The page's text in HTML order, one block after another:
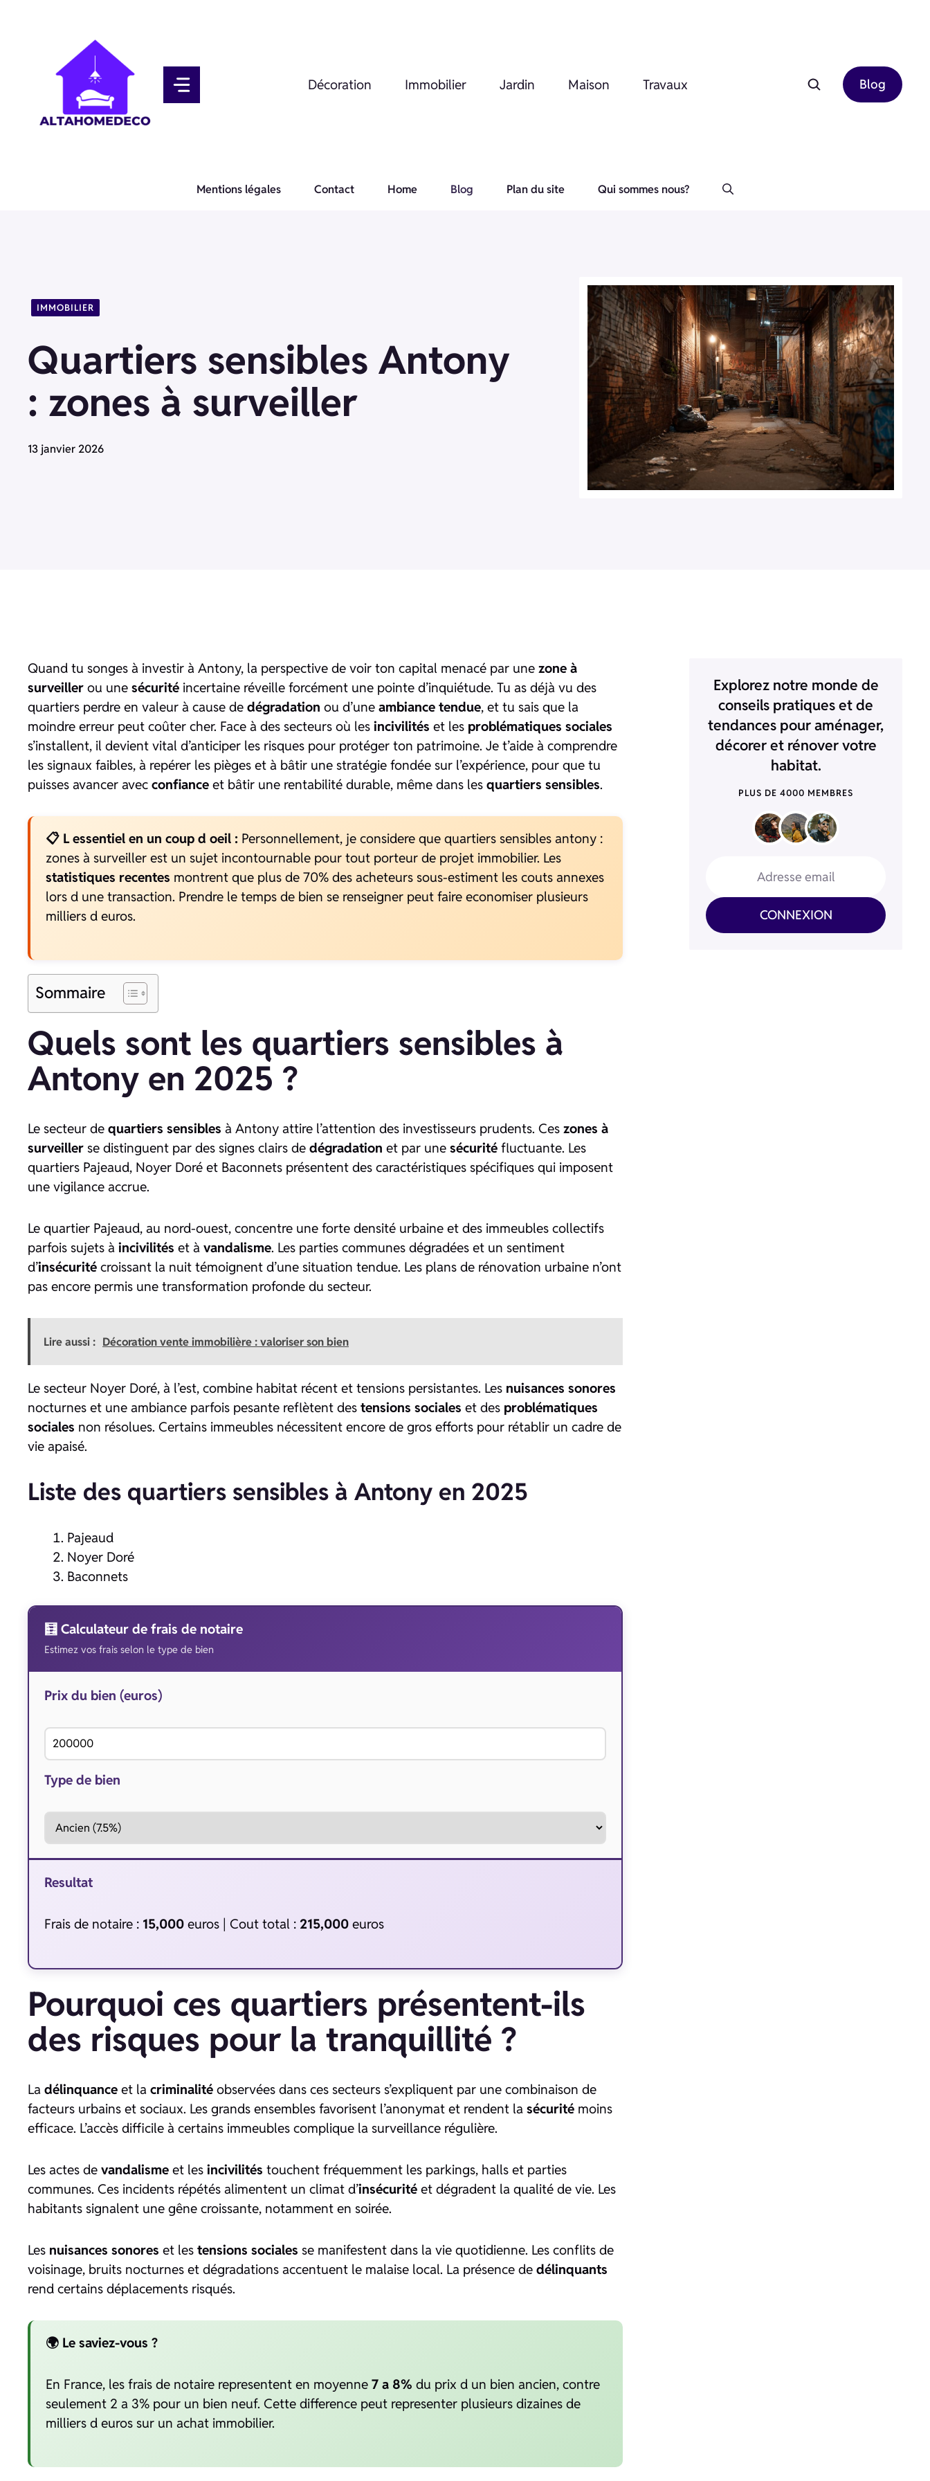
Décoration Immobilier Jardin Maison Travaux Blog
Mentions légales Contact Home Blog Plan du site Qui sommes nous?
IMMOBILIER
Quartiers sensibles Antony
: zones à surveiller
13 janvier 2026
Quand tu songes à investir à Antony, la perspective de voir ton capital menacé par une zone à
surveiller ou une sécurité incertaine réveille forcément une pointe d’inquiétude. Tu as déjà vu des
quartiers perdre en valeur à cause de dégradation ou d’une ambiance tendue, et tu sais que la
moindre erreur peut coûter cher. Face à des secteurs où les incivilités et les problématiques sociales
s’installent, il devient vital d’anticiper les risques pour protéger ton patrimoine. Je t’aide à comprendre
les signaux faibles, à repérer les pièges et à bâtir une stratégie fondée sur l’expérience, pour que tu
puisses avancer avec confiance et bâtir une rentabilité durable, même dans les quartiers sensibles.
📋 L essentiel en un coup d oeil : Personnellement, je considere que quartiers sensibles antony :
zones à surveiller est un sujet incontournable pour tout porteur de projet immobilier. Les
statistiques recentes montrent que plus de 70% des acheteurs sous-estiment les couts annexes
lors d une transaction. Prendre le temps de bien se renseigner peut faire economiser plusieurs
milliers d euros.
Sommaire
Quels sont les quartiers sensibles à
Antony en 2025 ?
Le secteur de quartiers sensibles à Antony attire l’attention des investisseurs prudents. Ces zones à
surveiller se distinguent par des signes clairs de dégradation et par une sécurité fluctuante. Les
quartiers Pajeaud, Noyer Doré et Baconnets présentent des caractéristiques spécifiques qui imposent
une vigilance accrue.
Le quartier Pajeaud, au nord-ouest, concentre une forte densité urbaine et des immeubles collectifs
parfois sujets à incivilités et à vandalisme. Les parties communes dégradées et un sentiment
d’insécurité croissant la nuit témoignent d’une situation tendue. Les plans de rénovation urbaine n’ont
pas encore permis une transformation profonde du secteur.
Lire aussi : Décoration vente immobilière : valoriser son bien
Le secteur Noyer Doré, à l’est, combine habitat récent et tensions persistantes. Les nuisances sonores
nocturnes et une ambiance parfois pesante reflètent des tensions sociales et des problématiques
sociales non résolues. Certains immeubles nécessitent encore de gros efforts pour rétablir un cadre de
vie apaisé.
Liste des quartiers sensibles à Antony en 2025
Pajeaud
Noyer Doré
Baconnets
🧮 Calculateur de frais de notaire
Estimez vos frais selon le type de bien
Prix du bien (euros)
Type de bien
Resultat
Frais de notaire : 15,000 euros | Cout total : 215,000 euros
Pourquoi ces quartiers présentent-ils
des risques pour la tranquillité ?
La délinquance et la criminalité observées dans ces secteurs s’expliquent par une combinaison de
facteurs urbains et sociaux. Les grands ensembles favorisent l’anonymat et rendent la sécurité moins
efficace. L’accès difficile à certains immeubles complique la surveillance régulière.
Les actes de vandalisme et les incivilités touchent fréquemment les parkings, halls et parties
communes. Ces incidents répétés alimentent un climat d’insécurité et dégradent la qualité de vie. Les
habitants signalent une gêne croissante, notamment en soirée.
Les nuisances sonores et les tensions sociales se manifestent dans la vie quotidienne. Les conflits de
voisinage, bruits nocturnes et dégradations accentuent le malaise local. La présence de délinquants
rend certains déplacements risqués.
🌍 Le saviez-vous ?
En France, les frais de notaire representent en moyenne 7 a 8% du prix d un bien ancien, contre
seulement 2 a 3% pour un bien neuf. Cette difference peut representer plusieurs dizaines de
milliers d euros sur un achat immobilier.
Explorez notre monde de
conseils pratiques et de
tendances pour aménager,
décorer et rénover votre
habitat.
PLUS DE 4000 MEMBRES
Adresse email
CONNEXION